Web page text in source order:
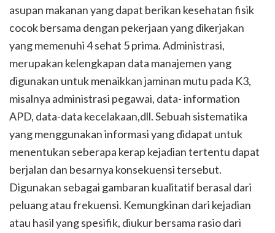
asupan makanan yang dapat berikan kesehatan fisik
cocok bersama dengan pekerjaan yang dikerjakan
yang memenuhi 4 sehat 5 prima. Administrasi,
merupakan kelengkapan data manajemen yang
digunakan untuk menaikkan jaminan mutu pada K3,
misalnya administrasi pegawai, data- information
APD, data-data kecelakaan,dll. Sebuah sistematika
yang menggunakan informasi yang didapat untuk
menentukan seberapa kerap kejadian tertentu dapat
berjalan dan besarnya konsekuensi tersebut.
Digunakan sebagai gambaran kualitatif berasal dari
peluang atau frekuensi. Kemungkinan dari kejadian
atau hasil yang spesifik, diukur bersama rasio dari